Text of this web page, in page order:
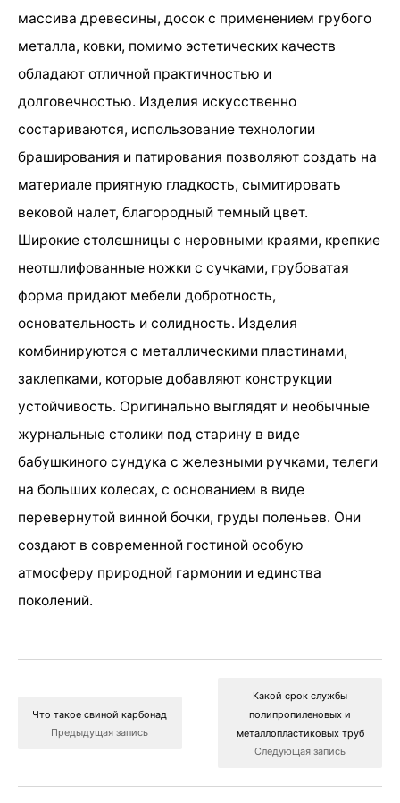
массива древесины, досок с применением грубого
металла, ковки, помимо эстетических качеств
обладают отличной практичностью и
долговечностью. Изделия искусственно
состариваются, использование технологии
браширования и патирования позволяют создать на
материале приятную гладкость, сымитировать
вековой налет, благородный темный цвет.
Широкие столешницы с неровными краями, крепкие
неотшлифованные ножки с сучками, грубоватая
форма придают мебели добротность,
основательность и солидность. Изделия
комбинируются с металлическими пластинами,
заклепками, которые добавляют конструкции
устойчивость. Оригинально выглядят и необычные
журнальные столики под старину в виде
бабушкиного сундука с железными ручками, телеги
на больших колесах, с основанием в виде
перевернутой винной бочки, груды поленьев. Они
создают в современной гостиной особую
атмосферу природной гармонии и единства
поколений.
Что такое свиной карбонад
Предыдущая запись
Какой срок службы
полипропиленовых и
металлопластиковых труб
Следующая запись